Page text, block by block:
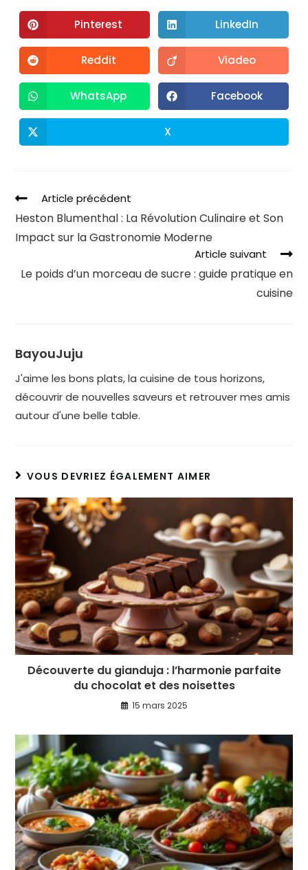
Pinterest LinkedIn
Reddit Viadeo
WhatsApp Facebook
X
Article précédent
Heston Blumenthal : La Révolution Culinaire et Son
Impact sur la Gastronomie Moderne
Article suivant
Le poids d’un morceau de sucre : guide pratique en
cuisine
BayouJuju
J'aime les bons plats, la cuisine de tous horizons,
découvrir de nouvelles saveurs et retrouver mes amis
autour d'une belle table.
VOUS DEVRIEZ ÉGALEMENT AIMER
Découverte du gianduja : l’harmonie parfaite
du chocolat et des noisettes
15 mars 2025